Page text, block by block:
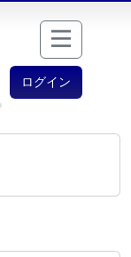
ログイン